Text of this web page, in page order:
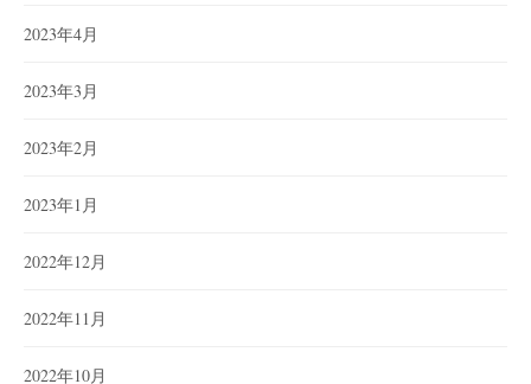
2023年4月
2023年3月
2023年2月
2023年1月
2022年12月
2022年11月
2022年10月